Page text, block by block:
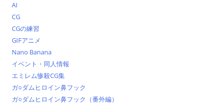
AI
CG
CGの練習
GIFアニメ
Nano Banana
イベント・同人情報
エミレム惨殺CG集
ガ○ダムヒロイン鼻フック
ガ○ダムヒロイン鼻フック（番外編）